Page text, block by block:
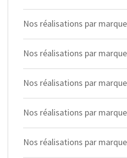
Nos réalisations par
Nos réalisations par
Nos réalisations par
Nos réalisations par
Nos réalisations par